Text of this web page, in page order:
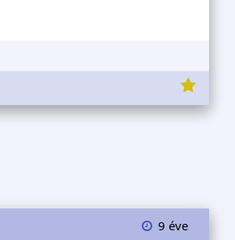
9 éve